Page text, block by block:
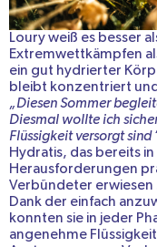
Loury weiß es besser
Extremwettkämpfen
ein gut hydrierter
bleibt konzentriert
„Diesen Sommer
Diesmal wollte ich
Flüssigkeit versorgt sind
Hydratis, das bereits
Herausforderungen
Verbündeter erwiesen
Dank der einfach
konnten sie in jeder
angenehme